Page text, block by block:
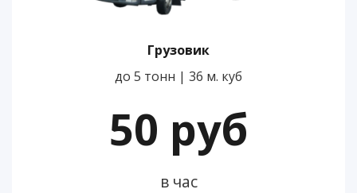
Грузовик
до 5 тонн | 36 м. куб
50 руб
в час